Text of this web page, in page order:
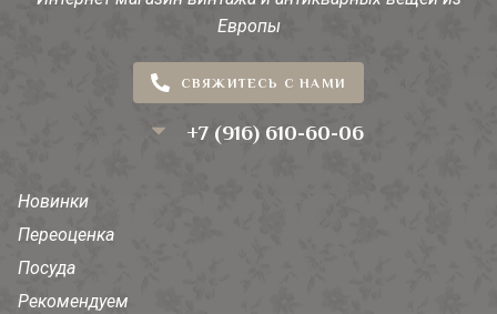
Европы
СВЯЖИТЕСЬ С НАМИ
+7 (916) 610-60-06
Новинки
Переоценка
Посуда
Рекомендуем